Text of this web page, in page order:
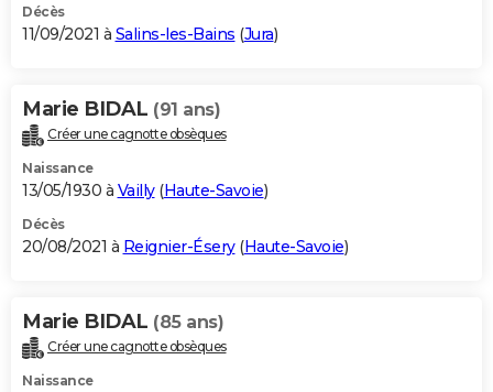
Décès
11/09/2021 à Salins-les-Bains (Jura)
Marie BIDAL (91 ans)
Créer une cagnotte obsèques
Naissance
13/05/1930 à Vailly(Haute-Savoie)
Décès
20/08/2021 à Reignier-Ésery(Haute-Savoie)
Marie BIDAL (85 ans)
Créer une cagnotte obsèques
Naissance